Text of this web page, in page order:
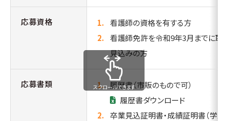
応募資格
看護師の資格を有する方
看護師免許を令和9年3月までに取
見込みの方
応募書類
履歴書（市販のもので可）
履歴書ダウンロード
卒業見込証明書・成績証明書（学生
スクロールできます